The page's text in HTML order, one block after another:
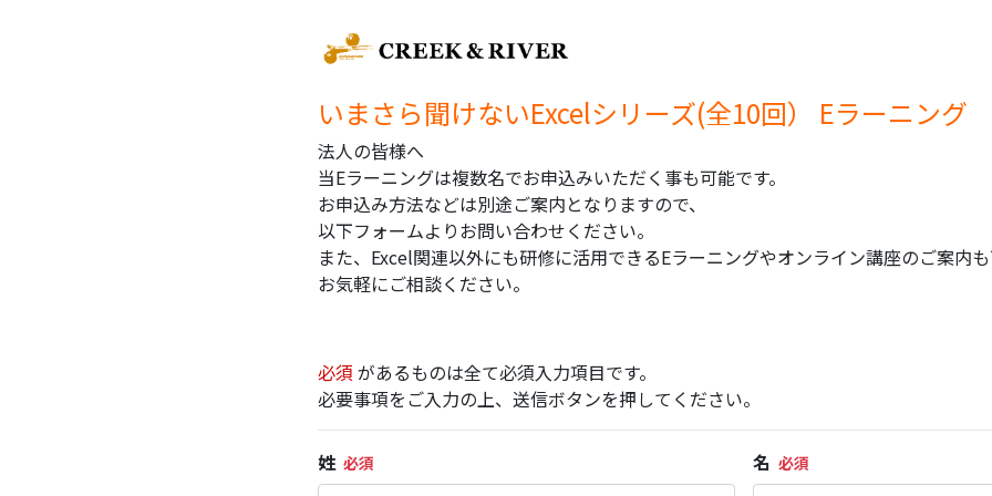
いまさら聞けないExcelシリーズ(全10回） Eラーニング
法人の皆様へ
当Eラーニングは複数名でお申込みいただく事も可能です。
お申込み方法などは別途ご案内となりますので、
以下フォームよりお問い合わせください。
また、Excel関連以外にも研修に活用できるEラーニングやオンライン講座のご案内も
お気軽にご相談ください。
必須 があるものは全て必須入力項目です。
必要事項をご入力の上、送信ボタンを押してください。
姓 名